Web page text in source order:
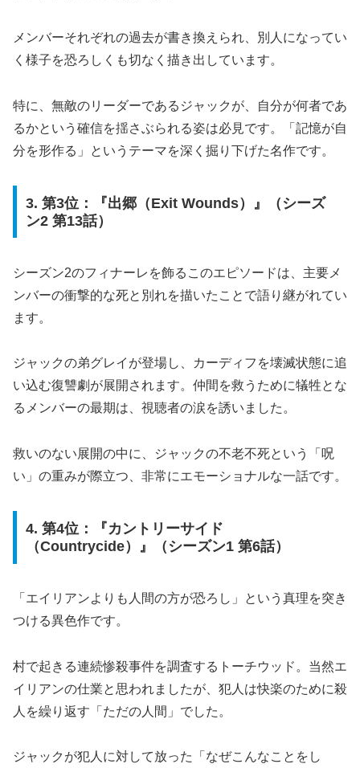
メンバーそれぞれの過去が書き換えられ、別人になってい
く様子を恐ろしくも切なく描き出しています。
特に、無敵のリーダーであるジャックが、自分が何者であ
るかという確信を揺さぶられる姿は必見です。「記憶が自
分を形作る」というテーマを深く掘り下げた名作です。
3. 第3位：『出郷（Exit Wounds）』（シーズ
ン2 第13話）
シーズン2のフィナーレを飾るこのエピソードは、主要メ
ンバーの衝撃的な死と別れを描いたことで語り継がれてい
ます。
ジャックの弟グレイが登場し、カーディフを壊滅状態に追
い込む復讐劇が展開されます。仲間を救うために犠牲とな
るメンバーの最期は、視聴者の涙を誘いました。
救いのない展開の中に、ジャックの不老不死という「呪
い」の重みが際立つ、非常にエモーショナルな一話です。
4. 第4位：『カントリーサイド
（Countrycide）』（シーズン1 第6話）
「エイリアンよりも人間の方が恐ろし」という真理を突き
つける異色作です。
村で起きる連続惨殺事件を調査するトーチウッド。当然エ
イリアンの仕業と思われましたが、犯人は快楽のために殺
人を繰り返す「ただの人間」でした。
ジャックが犯人に対して放った「なぜこんなことをし